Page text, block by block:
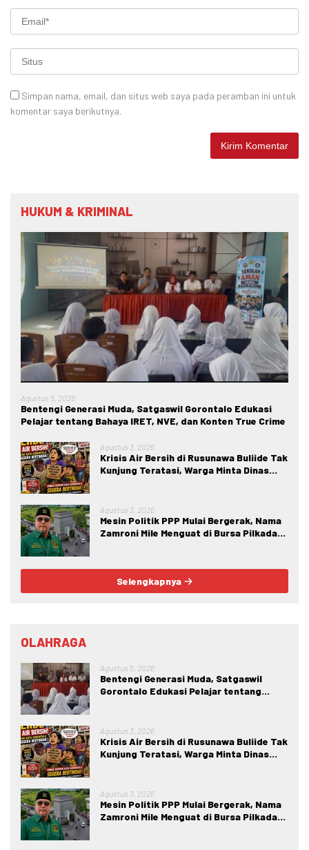
Simpan nama, email, dan situs web saya pada peramban ini untuk
komentar saya berikutnya.
HUKUM & KRIMINAL
Agustus 5, 2026
Bentengi Generasi Muda, Satgaswil Gorontalo Edukasi
Pelajar tentang Bahaya IRET, NVE, dan Konten True Crime
Agustus 3, 2026
Krisis Air Bersih di Rusunawa Buliide Tak
Kunjung Teratasi, Warga Minta Dinas
Agustus 3, 2026
Mesin Politik PPP Mulai Bergerak, Nama
Zamroni Mile Menguat di Bursa Pilkada
Selengkapnya
OLAHRAGA
Agustus 5, 2026
Bentengi Generasi Muda, Satgaswil
Gorontalo Edukasi Pelajar tentang
Agustus 3, 2026
Krisis Air Bersih di Rusunawa Buliide Tak
Kunjung Teratasi, Warga Minta Dinas
Agustus 3, 2026
Mesin Politik PPP Mulai Bergerak, Nama
Zamroni Mile Menguat di Bursa Pilkada